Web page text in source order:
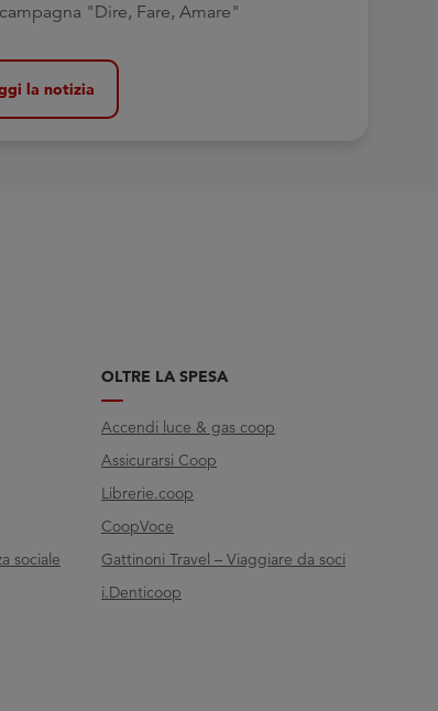
"Dire, Fare, Amare"
la notizia
sociale
OLTRE LA SPESA
Accendi luce & gas coop
Assicurarsi Coop
Librerie.coop
CoopVoce
Gattinoni Travel – Viaggiare da soci
i.Denticoop